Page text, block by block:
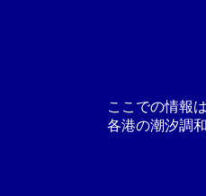
ここでの情報
各港の潮汐調